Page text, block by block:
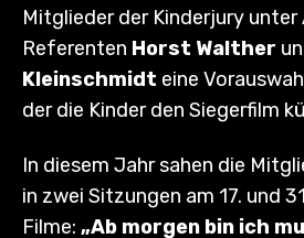
Mitglieder der Kinderjury
Referenten Horst Walther
Kleinschmidt eine
der die Kinder den Siegerfilm
In diesem Jahr sahen die
in zwei Sitzungen am 17. und
Filme: „Ab morgen bin ich